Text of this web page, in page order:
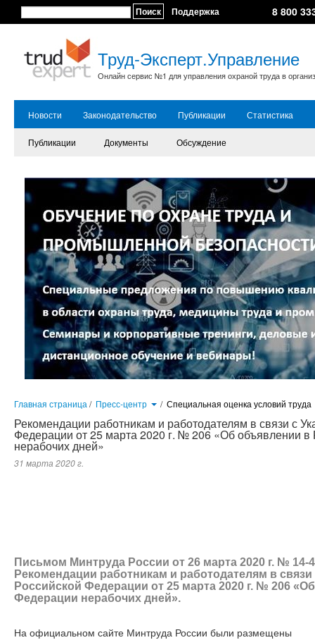
Поиск Поддержка 8 800
Труд-Эксперт.Управление
Онлайн сервис №1 для управления охраной труда в
Новости Законодательство Публикации Статистика
Публикации Документы Обсуждение
Главная страница / Пресс-центр / Специальная оценка условий труда
Рекомендации работникам и работодателям в связи с
Федерации от 25 марта 2020 г. № 206 «Об объявлении в
нерабочих дней»
31 марта 2020 г.
Письмом Минтруда России от 26 марта 2020 г. №
Рекомендации работникам и работодателям в
Российской Федерации от 25 марта 2020 г. № 206
Федерации нерабочих дней».
На официальном сайте Минтруда России были размещены